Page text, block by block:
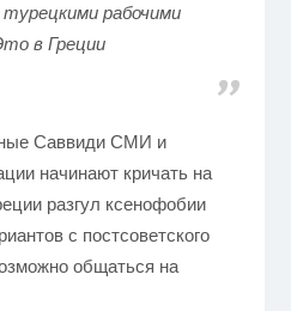
рабочими
в Греции
Саввиди СМИ и
начинают кричать на
разгул ксенофобии
с постсоветского
общаться на